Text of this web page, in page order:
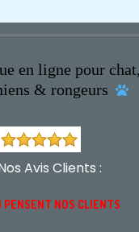
en ligne pour chat,
& rongeurs

Avis Clients :
PENSENT NOS CLIENTS